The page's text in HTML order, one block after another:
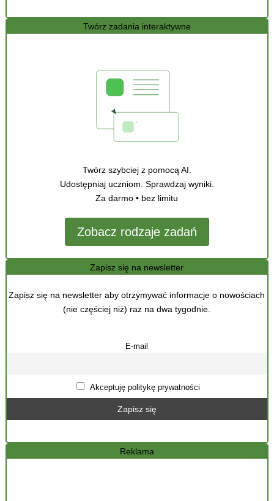
Twórz zadania interaktywne
Twórz szybciej z pomocą AI.
Udostępniaj uczniom. Sprawdzaj wyniki.
Za darmo • bez limitu
Zobacz rodzaje zadań
Zapisz się na newsletter
Zapisz się na newsletter aby otrzymywać informacje o nowościach
(nie częściej niż) raz na dwa tygodnie.
E-mail
Akceptuję politykę prywatności
Reklama